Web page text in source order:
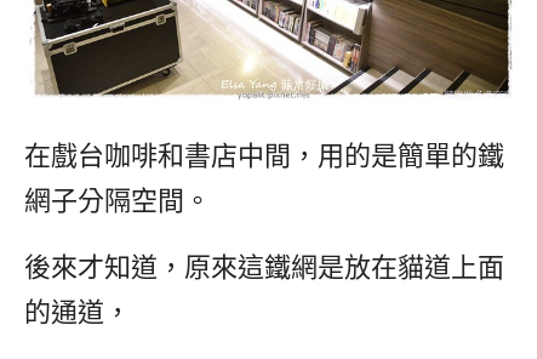
在戲台咖啡和書店中間，用的是簡單的鐵
網子分隔空間。
後來才知道，原來這鐵網是放在貓道上面
的通道，